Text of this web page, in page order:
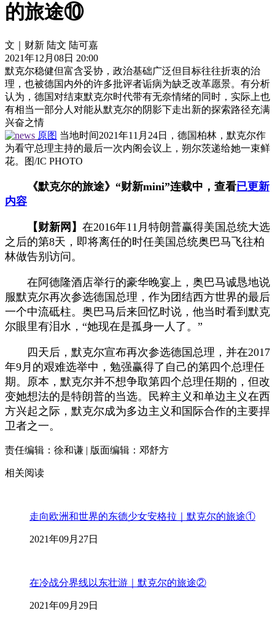
的旅途⑩
文｜财新 陆文 陆可嘉
2021年12月08日 20:00
默克尔稳健但富含妥协，政治基础广泛但目标往往折衷的治
理，也被德国内外的许多批评者诟病为缺乏改革愿景。有分析
认为，德国对结束默克尔时代带有无奈情绪的同时，实际上也
有相当一部分人对能从默克尔的阴影下走出新的探索路径充满
兴奋之情
原图 当地时间2021年11月24日，德国柏林，默克尔作
为看守总理主持的最后一次内阁会议上，朔尔茨递给她一束鲜
花。图/IC PHOTO
《默克尔的旅途》“财新mini”连载中，查看已更新
内容
【财新网】 在2016年11月特朗普赢得美国总统大选
之后的第8天，即将离任的时任美国总统奥巴马飞往柏
林做告别访问。
在阿德隆酒店举行的豪华晚宴上，奥巴马诚恳地说
服默克尔再次参选德国总理，作为团结西方世界的最后
一个中流砥柱。奥巴马后来回忆时说，他当时看到默克
尔眼里有泪水，“她现在是孤身一人了。”
四天后，默克尔宣布再次参选德国总理，并在2017
年9月的艰难选举中，勉强赢得了自己的第四个总理任
期。原本，默克尔并不想争取第四个总理任期的，但改
变她想法的是特朗普的当选。民粹主义和单边主义在西
方兴起之际，默克尔成为多边主义和国际合作的主要捍
卫者之一。
责任编辑：徐和谦 | 版面编辑：邓舒方
相关阅读
走向欧洲和世界的东德少女安格拉｜默克尔的旅途①
2021年09月27日
在冷战分界线以东壮游｜默克尔的旅途②
2021年09月29日